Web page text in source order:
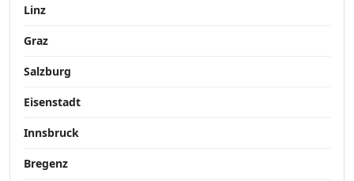
Linz
Graz
Salzburg
Eisenstadt
Innsbruck
Bregenz